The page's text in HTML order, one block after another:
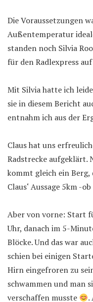
Die Voraussetzungen
Außentemperatur
standen noch Silvia
für den Radlexpress
Mit Silvia hatte ich
sie in diesem Bericht
entnahm ich aus der
Claus hat uns
Radstrecke aufgeklärt.
kommt gleich ein
Claus‘ Aussage 5km -
Aber von vorne: Start
Uhr, danach im 5-
Blöcke. Und das war
schien bei einigen
Hirn eingefroren zu
schwammen und man
verschaffen musste
.